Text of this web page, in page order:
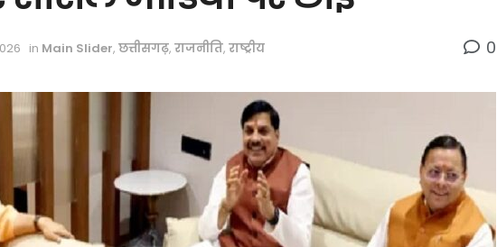
in Main Slider, छत्तीसगढ़, राजनीति, राष्ट्रीय 0